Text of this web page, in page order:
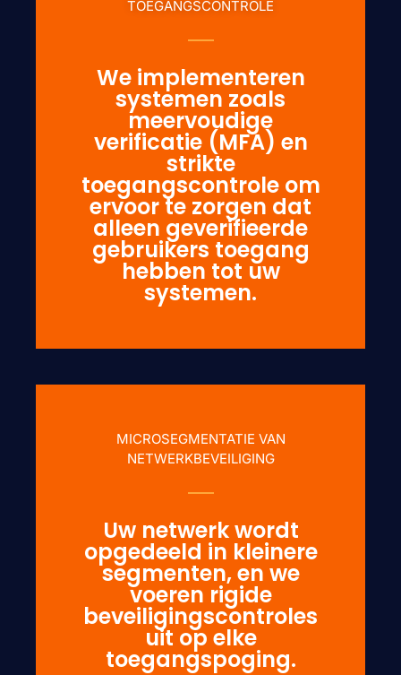
TOEGANGSCONTROLE
We implementeren
systemen zoals
meervoudige
verificatie (MFA) en
strikte
toegangscontrole om
ervoor te zorgen dat
alleen geverifieerde
gebruikers toegang
hebben tot uw
systemen.
MICROSEGMENTATIE VAN
NETWERKBEVEILIGING
Uw netwerk wordt
opgedeeld in kleinere
segmenten, en we
voeren rigide
beveiligingscontroles
uit op elke
toegangspoging.